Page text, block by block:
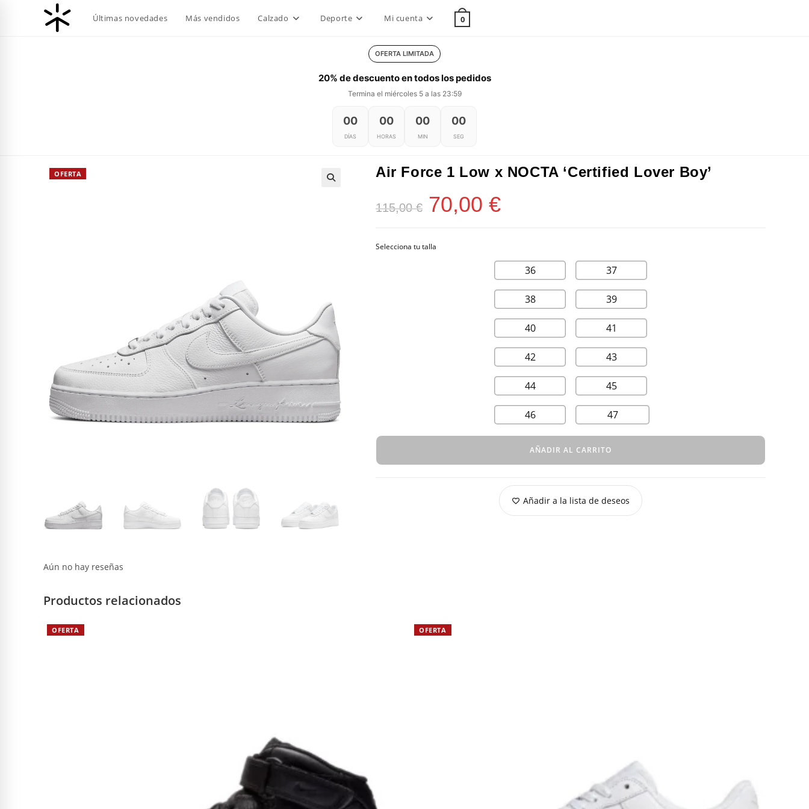
Últimas novedades Más vendidos Calzado Deporte Mi cuenta 0
OFERTA LIMITADA
20% de descuento en todos los pedidos
Termina el miércoles 5 a las 23:59
00
DÍAS
00
HORAS
00
MIN
00
SEG
OFERTA Air Force 1 Low x NOCTA ‘Certified Lover Boy’
115,00€
El
precio
original
70,00 €El
36 37
38 39
40 41
42 43
44 45
46 47
AÑADIR AL CARRITO
Añadir a la lista de deseos
Aún no hay reseñas
Productos relacionados
OFERTA OFERTA